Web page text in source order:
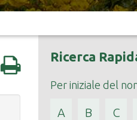
Ricerca
Per iniziale del
A B C